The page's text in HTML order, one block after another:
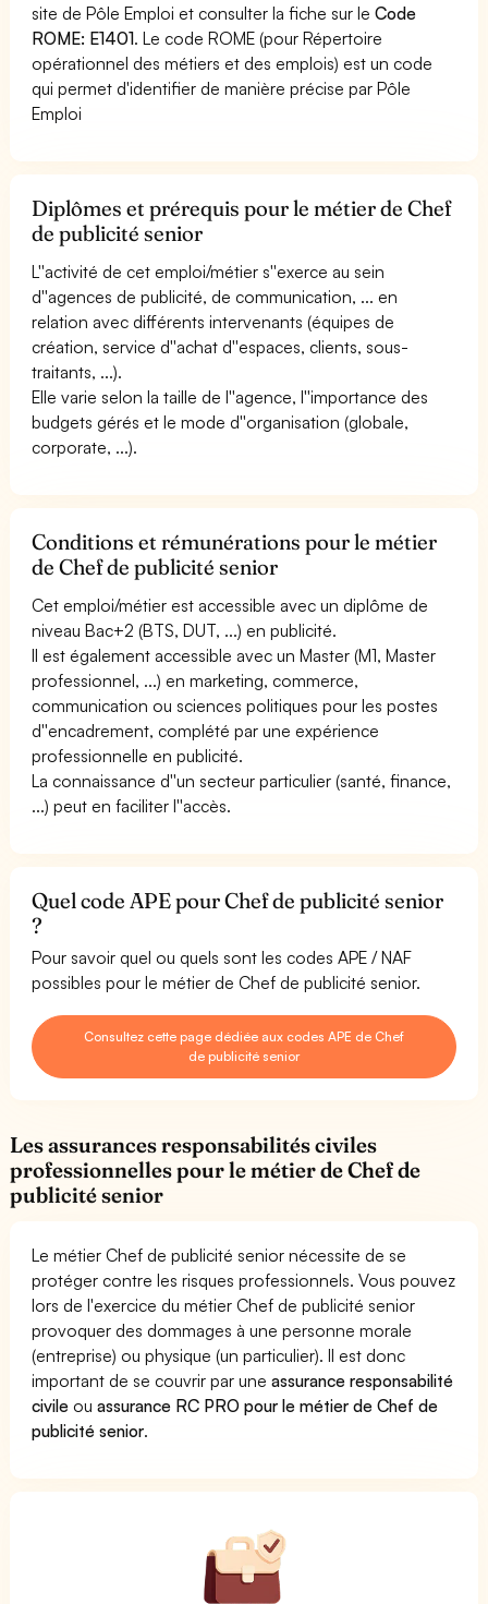
site de Pôle Emploi et consulter la fiche sur leCode
ROME: E1401. Le code ROME (pour Répertoire
opérationnel des métiers et des emplois) est un code
qui permet d'identifier de manière précise par Pôle
Emploi
Diplômes et prérequis pour le métier de Chef
de publicité senior
L''activité de cet emploi/métier s''exerce au sein
d''agences de publicité, de communication, ... en
relation avec différents intervenants (équipes de
création, service d''achat d''espaces, clients, sous-
traitants, ...).
Elle varie selon la taille de l''agence, l''importance des
budgets gérés et le mode d''organisation (globale,
corporate, ...).
Conditions et rémunérations pour le métier
de Chef de publicité senior
Cet emploi/métier est accessible avec un diplôme de
niveau Bac+2 (BTS, DUT, ...) en publicité.
Il est également accessible avec un Master (M1, Master
professionnel, ...) en marketing, commerce,
communication ou sciences politiques pour les postes
d''encadrement, complété par une expérience
professionnelle en publicité.
La connaissance d''un secteur particulier (santé, finance,
...) peut en faciliter l''accès.
Quel code APE pour Chef de publicité senior
?
Pour savoir quel ou quels sont les codes APE / NAF
possibles pour le métier de Chef de publicité senior.
Consultez cette page dédiée aux codes APE de Chef
de publicité senior
Les assurances responsabilités civiles
professionnelles pour le métier de Chef de
publicité senior
Le métier Chef de publicité senior nécessite de se
protéger contre les risques professionnels. Vous pouvez
lors de l'exercice du métier Chef de publicité senior
provoquer des dommages à une personne morale
(entreprise) ou physique (un particulier). Il est donc
important de se couvrir par uneassurance responsabilité
civile ouassurance RC PRO pour le métier de Chef de
publicité senior.